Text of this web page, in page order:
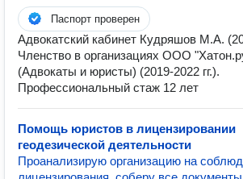
Паспорт проверен
Адвокатский кабинет Кудряшов М.А.
Членство в организациях ООО
(Адвокаты и юристы) (2019-2022 гг.).
Профессиональный стаж 12 лет
Помощь юристов в лицензировании
геодезической деятельности
Проанализирую организацию на